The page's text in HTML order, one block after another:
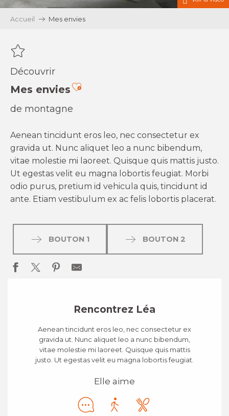
Accueil Mes envies
Découvrir
Mes enviesAjouter aux favoris
de montagne
Aenean tincidunt eros leo, nec consectetur ex
gravida ut. Nunc aliquet leo a nunc bibendum,
vitae molestie mi laoreet. Quisque quis mattis justo.
Ut egestas velit eu magna lobortis feugiat. Morbi
odio purus, pretium id vehicula quis, tincidunt id
ante. Etiam vestibulum ex ac felis lobortis placerat.
BOUTON 1 BOUTON 2
Rencontrez Léa
Aenean tincidunt eros leo, nec consectetur ex
gravida ut. Nunc aliquet leo a nunc bibendum,
vitae molestie mi laoreet. Quisque quis mattis
justo. Ut egestas velit eu magna lobortis feugiat.
Elle aime